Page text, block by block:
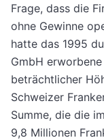
Frage, dass die
ohne Gewinne
hatte das 1995
GmbH
beträchtlicher
Schweizer
Summe, die die
9,8 Millionen